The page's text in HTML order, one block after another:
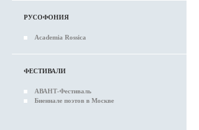
РУСОФОНИЯ
Academia Rossica
ФЕСТИВАЛИ
АВАНТ-Фестиваль
Биеннале поэтов в Москве